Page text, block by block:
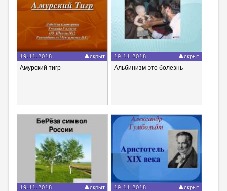
19.11.2018 скрыт
Амурский тигр
19.11.2018 скрыт
Альбинизм-это болезнь
19.11.2018 скрыт 19.11.2018 скрыт